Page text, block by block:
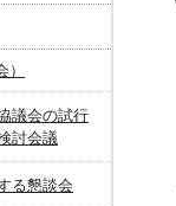
議会の試行
討会議
る懇談会